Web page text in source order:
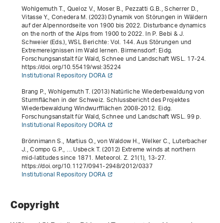
Wohlgemuth T., Queloz V., Moser B., Pezzatti G.B., Scherrer D.,
Vitasse Y., Conedera M. (2023)Dynamik von Störungen in Wäldern
auf der Alpennordseite von 1900 bis 2022. Disturbance dynamics
on the north of the Alps from 1900 to 2022. In P. Bebi & J.
Schweier (Eds.),WSL Berichte: Vol. 144.Aus Störungen und
Extremereignissen im Wald lernen. Birmensdorf: Eidg.
Forschungsanstalt für Wald, Schnee und Landschaft WSL. 17-24.
https://doi.org/10.55419/wsl:35224
Institutional Repository DORA
Brang P., Wohlgemuth T. (2013)Natürliche Wiederbewaldung von
Sturmflächen in der Schweiz. Schlussbericht des Projektes
Wiederbewaldung Windwurfflächen 2008-2012. Eidg.
Forschungsanstalt für Wald, Schnee und Landschaft WSL. 99 p.
Institutional Repository DORA
Brönnimann S., Martius O., von Waldow H., Welker C., Luterbacher
J., Compo G.P., … Usbeck T. (2012) Extreme winds at northern
mid-latitudes since 1871. Meteorol. Z.21(1), 13-27.
https://doi.org/10.1127/0941-2948/2012/0337
Institutional Repository DORA
Copyright